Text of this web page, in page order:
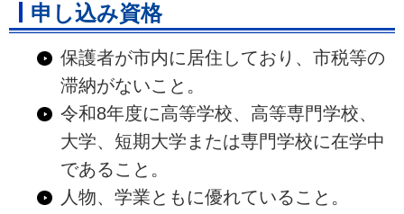
申し込み資格
保護者が市内に居住しており、市税等の
滞納がないこと。
令和8年度に高等学校、高等専門学校、
大学、短期大学または専門学校に在学中
であること。
人物、学業ともに優れていること。